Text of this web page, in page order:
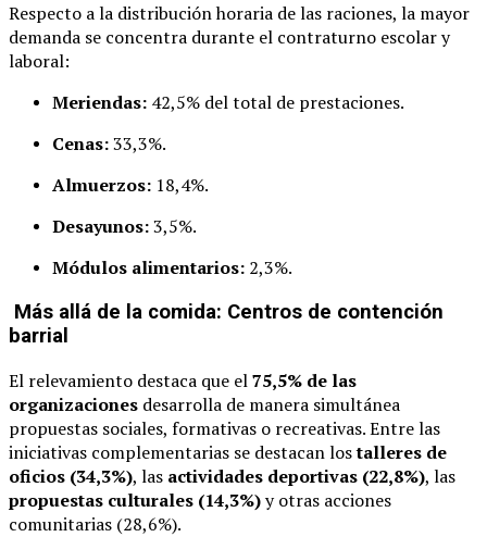
Respecto a la distribución horaria de las raciones, la mayor
demanda se concentra durante el contraturno escolar y
laboral:
Meriendas: 42,5% del total de prestaciones.
Cenas:33,3%.
Almuerzos: 18,4%.
Desayunos:3,5%.
Módulos alimentarios: 2,3%.
Más allá de la comida: Centros de contención
barrial
El relevamiento destaca que el75,5% de las
organizaciones desarrolla de manera simultánea
propuestas sociales, formativas o recreativas. Entre las
iniciativas complementarias se destacan lostalleres de
oficios (34,3%), las actividades deportivas (22,8%), las
propuestas culturales (14,3%)y otras acciones
comunitarias (28,6%).